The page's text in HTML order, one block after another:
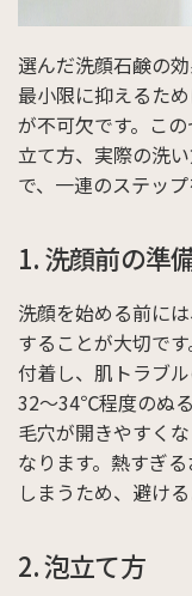
選んだ洗顔石鹸の
最小限に抑えるた
が不可欠です。こ
立て方、実際の洗
で、一連のステッ
1. 洗顔前の準
洗顔を始める前に
することが大切で
付着し、肌トラブ
32～34℃程度のぬ
毛穴が開きやすく
なります。熱すぎ
しまうため、避け
2. 泡立て方